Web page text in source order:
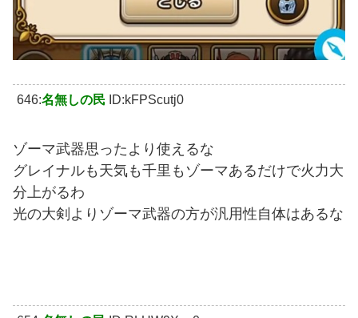
646:名無しの民 ID:kFPScutj0
ゾーマ武器思ったより使えるな
グレイナルも天気も千里もゾーマあるだけで火力大
分上がるわ
光の大剣よりゾーマ武器の方が汎用性自体はあるな